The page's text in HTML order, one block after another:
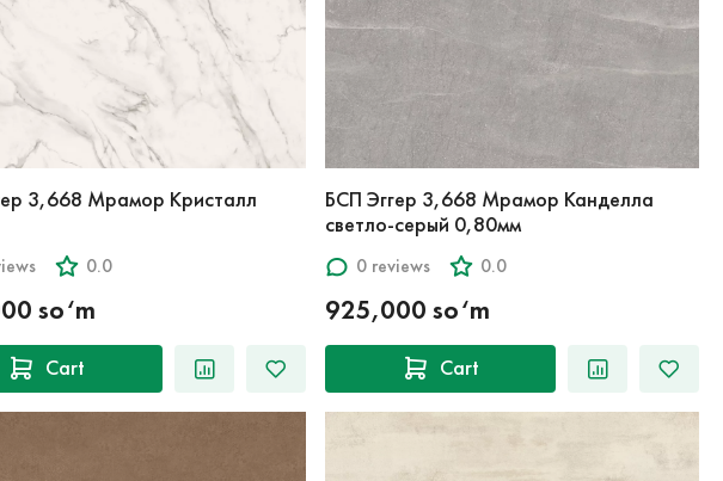
3,668 Мрамор Кристалл
0.0
so‘m
Cart
БСП Эггер 3,668 Мрамор Канделла
светло-серый 0,80мм
0 reviews 0.0
925,000 so‘m
Cart